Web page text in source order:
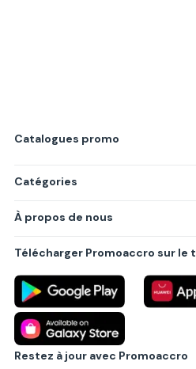
Catalogues promo
Catégories
Produits
Villes principales
À propos de nous
Politique de confidentialité
Règlements
Partenariat B2B
Blog
Contact
Télécharger Promoaccro sur le
Restez à jour avec Promoaccro